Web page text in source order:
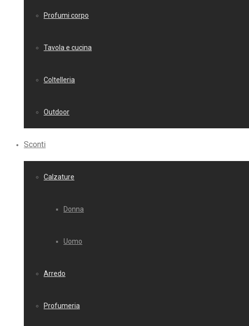
Profumi corpo
Tavola e cucina
Coltelleria
Outdoor
Sconti
Calzature
Donna
Uomo
Arredo
Profumeria